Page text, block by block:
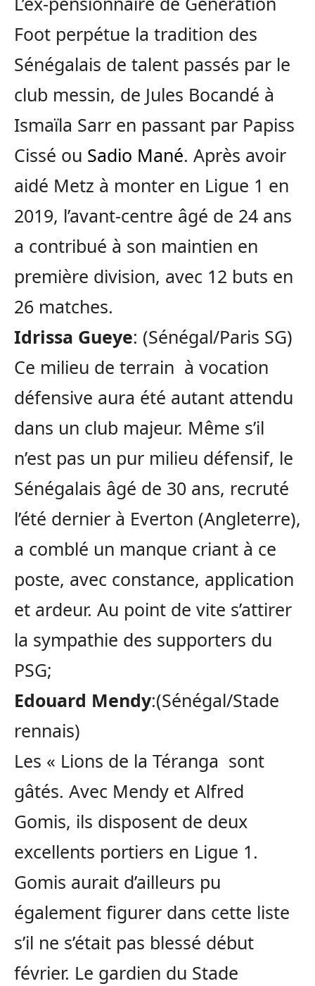
Foot perpétue la tradition des
Sénégalais de talent passés par le
club messin, de Jules Bocandé à
Ismaïla Sarr en passant par Papiss
Cissé ou Sadio Mané. Après avoir
aidé Metz à monter en Ligue 1 en
2019, l’avant-centre âgé de 24 ans
a contribué à son maintien en
première division, avec 12 buts en
26 matches.
Idrissa Gueye: (Sénégal/Paris SG)
Ce milieu de terrain à vocation
défensive aura été autant attendu
dans un club majeur. Même s’il
n’est pas un pur milieu défensif, le
Sénégalais âgé de 30 ans, recruté
l’été dernier à Everton (Angleterre),
a comblé un manque criant à ce
poste, avec constance, application
et ardeur. Au point de vite s’attirer
la sympathie des supporters du
PSG;
Edouard Mendy:(Sénégal/Stade
rennais)
Les « Lions de la Téranga sont
gâtés. Avec Mendy et Alfred
Gomis, ils disposent de deux
excellents portiers en Ligue 1.
Gomis aurait d’ailleurs pu
également figurer dans cette liste
s’il ne s’était pas blessé début
février. Le gardien du Stade